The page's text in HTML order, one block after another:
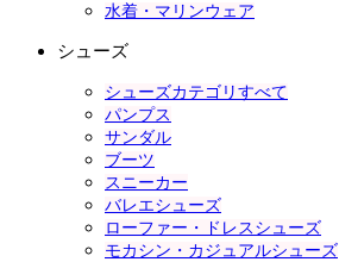
水着・マリンウェア
シューズ
シューズカテゴリすべて
パンプス
サンダル
ブーツ
スニーカー
バレエシューズ
ローファー・ドレスシューズ
モカシン・カジュアルシューズ